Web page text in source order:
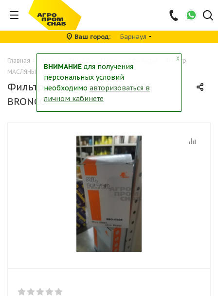
Ваш город Барнаул
Главная -
Фильтр
МАСЛЯНЫЙ BRO-0506 BRONCO
Фильтр МАСЛЯНЫЙ BRO-0506
BRONCO
╳
ВНИМАНИЕ для получения
персональных условий
необходимо авторизоваться в
личном кабинете